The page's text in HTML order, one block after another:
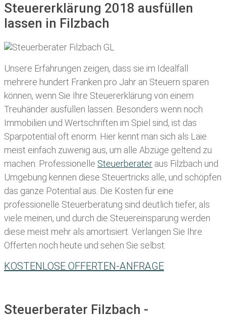
Steuererklärung 2018 ausfüllen
lassen in Filzbach
Unsere Erfahrungen zeigen, dass sie im Idealfall
mehrere hundert Franken pro Jahr an Steuern sparen
können, wenn Sie Ihre Steuererklärung von einem
Treuhänder ausfüllen lassen . Besonders wenn noch
Immobilien und Wertschriften im Spiel sind, ist das
Sparpotential oft enorm. Hier kennt man sich als Laie
meist einfach zuwenig aus, um alle Abzüge geltend zu
machen. Professionelle Steuerberater aus Filzbach und
Umgebung kennen diese Steuertricks alle, und schöpfen
das ganze Potential aus. Die Kosten für eine
professionelle Steuerberatung sind deutlich tiefer, als
viele meinen, und durch die Steuereinsparung werden
diese meist mehr als amortisiert. Verlangen Sie Ihre
Offerten noch heute und sehen Sie selbst:
KOSTENLOSE OFFERTEN-ANFRAGE
Steuerberater Filzbach -